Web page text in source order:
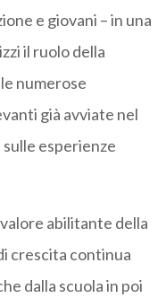
e giovani – in una
il ruolo della
numerose
già avviate nel
esperienze
abilitante della
crescita continua
dalla scuola in poi